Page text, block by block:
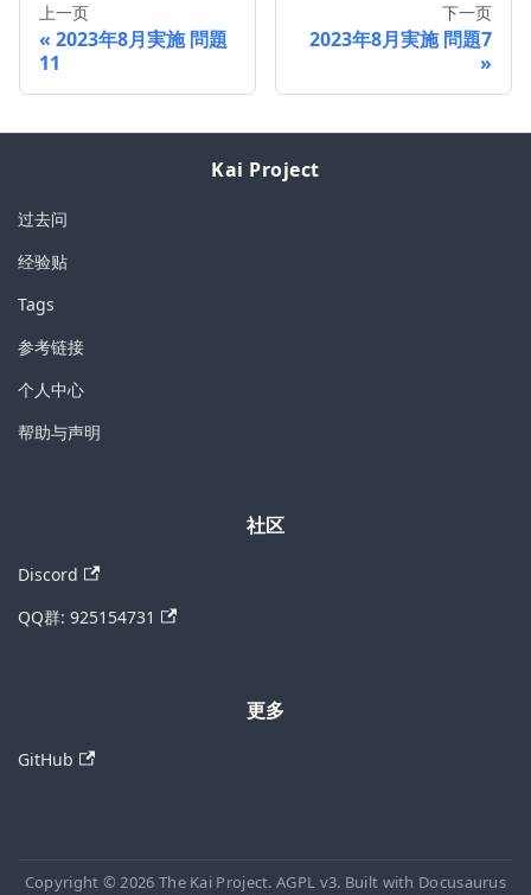
上一页
2023年8月実施 問題
11
下一页
2023年8月実施 問題7
Kai Project
过去问
经验贴
Tags
参考链接
个人中心
帮助与声明
社区
Discord
QQ群: 925154731
更多
GitHub
Copyright © 2026 The Kai Project. AGPL v3. Built with Docusaurus